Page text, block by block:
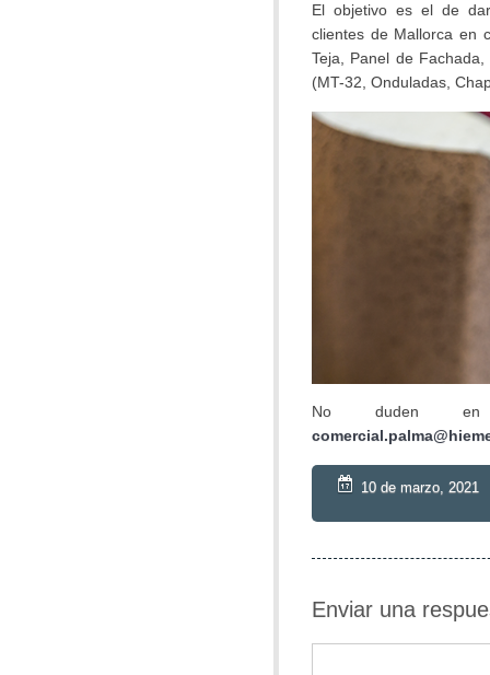
El objetivo es el de
clientes de Mallorca en
Teja, Panel de
(MT-32, Onduladas,
No duden en
10 de marzo, 2021
Enviar una